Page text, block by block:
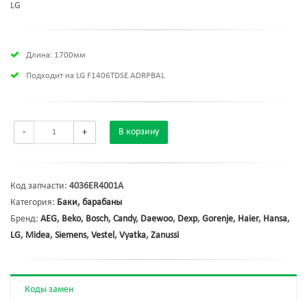
LG
Длина: 1700мм
Подходит на LG F1406TDSE.ADRPBAL
- + В корзину
Код запчасти: 4036ER4001A
Категория: Баки, барабаны
Бренд: AEG, Beko, Bosch, Candy, Daewoo, Dexp, Gorenje, Haier, Hansa,
LG, Midea, Siemens, Vestel, Vyatka, Zanussi
Коды замен